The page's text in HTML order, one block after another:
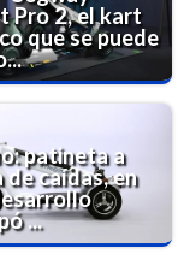
Pro 2, el kart
que se puede
patineta a
de caídas, en
...